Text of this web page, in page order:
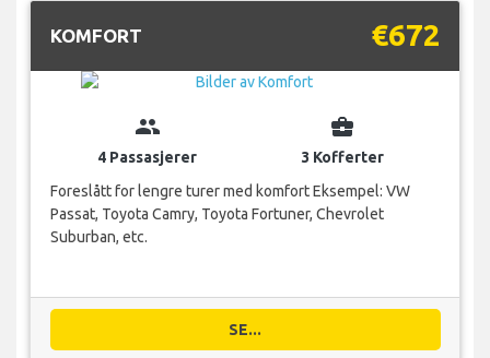
KOMFORT €672
group
4 Passasjerer
business_center
3 Kofferter
Foreslått for lengre turer med komfort Eksempel: VW
Passat, Toyota Camry, Toyota Fortuner, Chevrolet
Suburban, etc.
SE...